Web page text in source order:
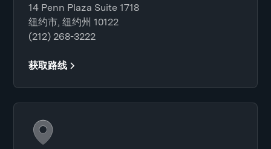
14 Penn Plaza Suite 1718
纽约市, 纽约州 10122
(212) 268-3222
获取路线